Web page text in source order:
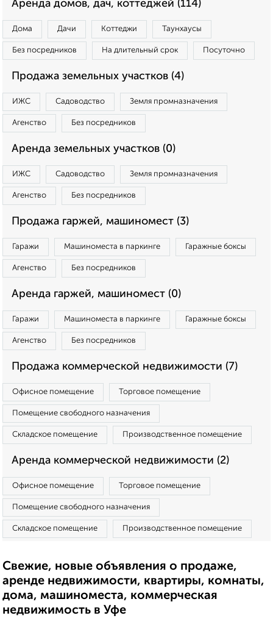
Аренда домов, дач, коттеджей (114)
Дома Дачи Коттеджи Таунхаусы
Без посредников На длительный срок Посуточно
Продажа земельных участков (4)
ИЖС Садоводство Земля промназначения
Агенство Без посредников
Аренда земельных участков (0)
ИЖС Садоводство Земля промназначения
Агенство Без посредников
Продажа гаржей, машиномест (3)
Гаражи Машиноместа в паркинге Гаражные боксы
Агенство Без посредников
Аренда гаржей, машиномест (0)
Гаражи Машиноместа в паркинге Гаражные боксы
Агенство Без посредников
Продажа коммерческой недвижимости (7)
Офисное помещение Торговое помещение
Помещение свободного назначения
Складское помещение Производственное помещение
Аренда коммерческой недвижимости (2)
Офисное помещение Торговое помещение
Помещение свободного назначения
Складское помещение Производственное помещение
Свежие, новые объявления о продаже,
аренде недвижимости, квартиры, комнаты,
дома, машиноместа, коммерческая
недвижимость в Уфе